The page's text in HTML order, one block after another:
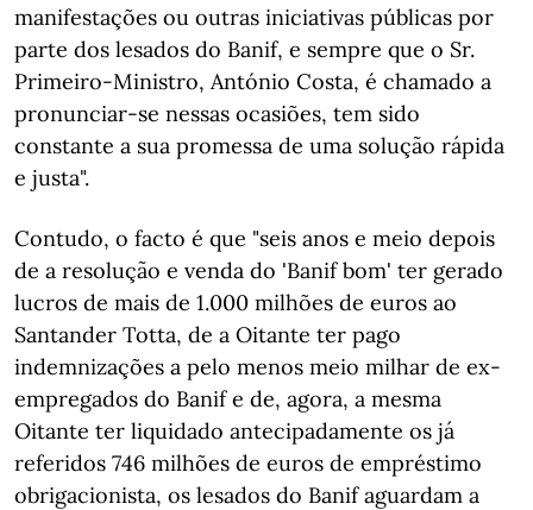
manifestações ou outras iniciativas públicas por
parte dos lesados do Banif, e sempre que o Sr.
Primeiro-Ministro, António Costa, é chamado a
pronunciar-se nessas ocasiões, tem sido
constante a sua promessa de uma solução rápida
e justa".
Contudo, o facto é que "seis anos e meio depois
de a resolução e venda do 'Banif bom' ter gerado
lucros de mais de 1.000 milhões de euros ao
Santander Totta, de a Oitante ter pago
indemnizações a pelo menos meio milhar de ex-
empregados do Banif e de, agora, a mesma
Oitante ter liquidado antecipadamente os já
referidos 746 milhões de euros de empréstimo
obrigacionista, os lesados do Banif aguardam a